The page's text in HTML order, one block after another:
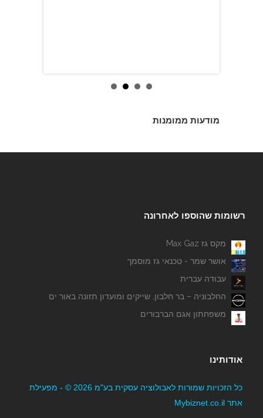
מודעות ממומנות
רשומות שהוספו לאחרונה
מקס גז Max Gaz
אושר שמר - טכנאי גז מוסמך
עבודה עברית
החלבוניה – בר חלבון, שייקים ומועדון תזונה באור ים
משפחתון אגם הברבורים
אודותינו
כל הזכויות שמורות לאבולוציה עסקית בע"מ 2026 © - מפעילת
אתר Mybiznet.co.il